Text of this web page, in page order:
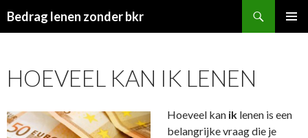
Bedrag lenen zonder bkr
HOEVEEL KAN IK LENEN
Hoeveel kan ik lenen is een
belangrijke vraag die je